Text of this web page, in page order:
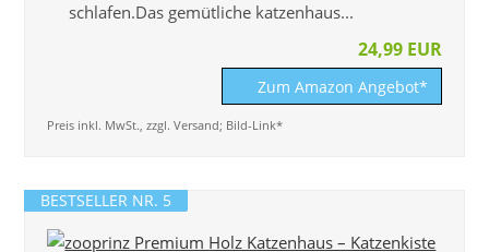
schlafen.Das gemütliche katzenhaus...
24,99 EUR
Zum Amazon Angebot*
Preis inkl. MwSt., zzgl. Versand; Bild-Link*
BESTSELLER NR. 5